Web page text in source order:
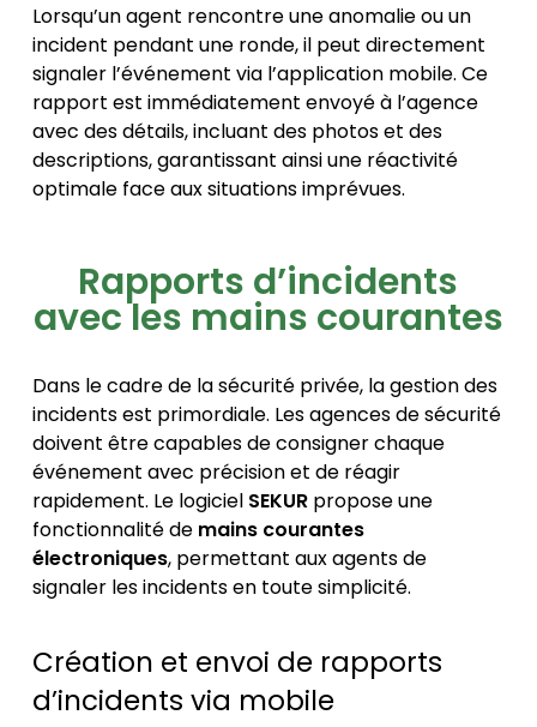
Lorsqu’un agent rencontre une anomalie ou un
incident pendant une ronde, il peut directement
signaler l’événement via l’application mobile. Ce
rapport est immédiatement envoyé à l’agence
avec des détails, incluant des photos et des
descriptions, garantissant ainsi une réactivité
optimale face aux situations imprévues.
Rapports d’incidents
avec les mains courantes
Dans le cadre de la sécurité privée, la gestion des
incidents est primordiale. Les agences de sécurité
doivent être capables de consigner chaque
événement avec précision et de réagir
rapidement. Le logiciel SEKURpropose une
fonctionnalité de mains courantes
électroniques, permettant aux agents de
signaler les incidents en toute simplicité.
Création et envoi de rapports
d’incidents via mobile